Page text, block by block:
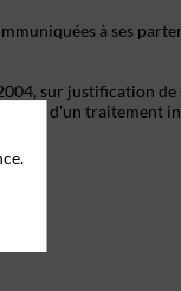
à ses
sur justification
l'objet d'un traitement